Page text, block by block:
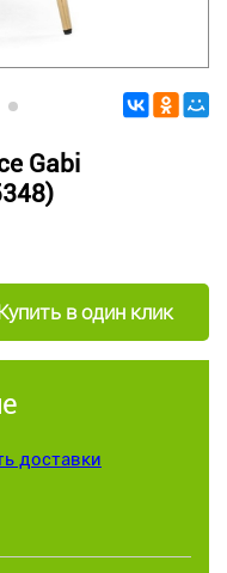
Gabi
в один клик
доставки